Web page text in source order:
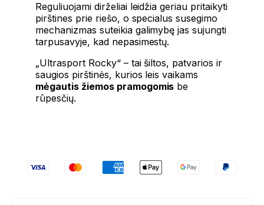
Reguliuojami dirželiai leidžia geriau pritaikyti
pirštines prie riešo, o specialus susegimo
mechanizmas suteikia galimybę jas sujungti
tarpusavyje, kad nepasimestų.
„Ultrasport Rocky“ – tai šiltos, patvarios ir
saugios pirštinės, kurios leis vaikams
mėgautis žiemos pramogomis be
rūpesčių.